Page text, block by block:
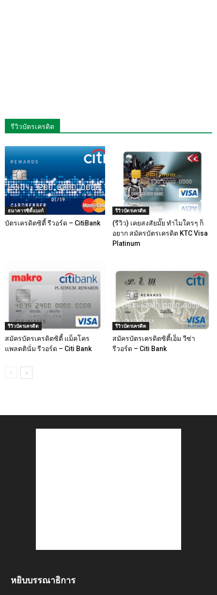
รีวิวบัตรเครดิต
ธนาคารซิตี้แบงก์
บัตรเครดิตซิตี้ รีวอร์ด – CitiBank
รีวิวบัตรเครดิต
(รีวิว) เคยสงสัยมั๊ย ทำไมใครๆ ก็
อยาก สมัครบัตรเครดิต KTC Visa
Platinum
รีวิวบัตรเครดิต
สมัครบัตรเครดิตซิตี้ แม็คโคร
แพลตตินั่ม รีวอร์ด – Citi Bank
รีวิวบัตรเครดิต
สมัครบัตรเครดิตซิตี้เอ็ม วีซ่า
รีวอร์ด – Citi Bank
หยิบบรรณาธิการ